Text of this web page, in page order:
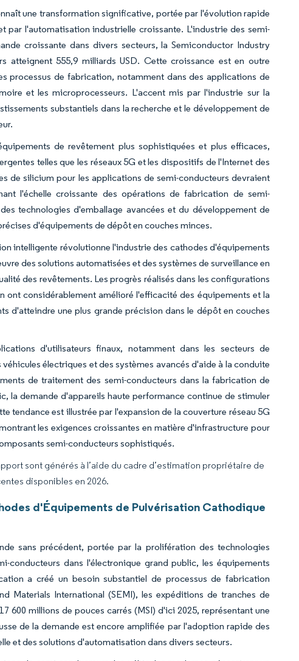
une transformation significative, portée par l'évolution rapide
l'automatisation industrielle croissante. L'industrie des semi-
croissante dans divers secteurs, la Semiconductor Industry
atteignent 555,9 milliards USD. Cette croissance est en outre
processus de fabrication, notamment dans des applications de
et les microprocesseurs. L'accent mis par l'industrie sur la
substantiels dans la recherche et le développement de
de revêtement plus sophistiquées et plus efficaces,
telles que les réseaux 5G et les dispositifs de l'Internet des
de silicium pour les applications de semi-conducteurs devraient
l'échelle croissante des opérations de fabrication de semi-
technologies d'emballage avancées et du développement de
d'équipements de dépôt en couches minces.
intelligente révolutionne l'industrie des cathodes d'équipements
des solutions automatisées et des systèmes de surveillance en
des revêtements. Les progrès réalisés dans les configurations
considérablement amélioré l'efficacité des équipements et la
d'atteindre une plus grande précision dans le dépôt en couches
d'utilisateurs finaux, notamment dans les secteurs de
électriques et des systèmes avancés d'aide à la conduite
de traitement des semi-conducteurs dans la fabrication de
la demande d'appareils haute performance continue de stimuler
tendance est illustrée par l'expansion de la couverture réseau 5G
les exigences croissantes en matière d'infrastructure pour
semi-conducteurs sophistiqués.
sont générés à l’aide du cadre d’estimation propriétaire de
disponibles en 2026.
d'Équipements de Pulvérisation Cathodique
sans précédent, portée par la prolifération des technologies
conducteurs dans l'électronique grand public, les équipements
a créé un besoin substantiel de processus de fabrication
Materials International (SEMI), les expéditions de tranches de
600 millions de pouces carrés (MSI) d'ici 2025, représentant une
de la demande est encore amplifiée par l'adoption rapide des
et des solutions d'automatisation dans divers secteurs.